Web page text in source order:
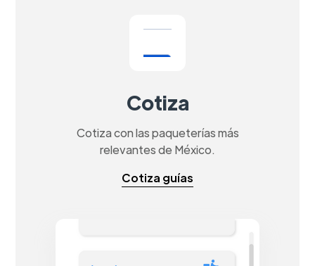
Cotiza
Cotiza con las paqueterías más
relevantes de México.
Cotiza guías